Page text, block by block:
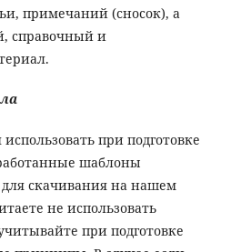
примечаний (сносок), а
справочный и
при подготовке
шаблоны
скачивания на нашем
не использовать
при подготовке